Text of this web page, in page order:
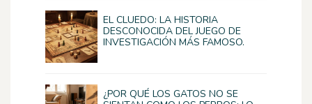
EL CLUEDO: LA HISTORIA
DESCONOCIDA DEL JUEGO DE
INVESTIGACIÓN MÁS FAMOSO.
¿POR QUÉ LOS GATOS NO SE